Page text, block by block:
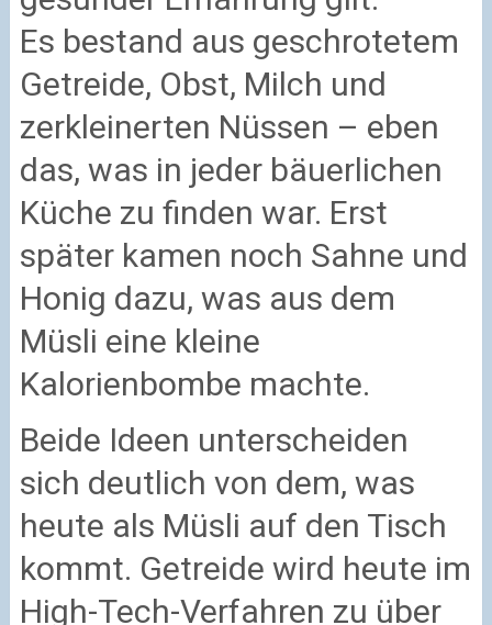
Es bestand aus geschrotetem
Getreide, Obst, Milch und
zerkleinerten Nüssen – eben
das, was in jeder bäuerlichen
Küche zu finden war. Erst
später kamen noch Sahne und
Honig dazu, was aus dem
Müsli eine kleine
Kalorienbombe machte.
Beide Ideen unterscheiden
sich deutlich von dem, was
heute als Müsli auf den Tisch
kommt. Getreide wird heute im
High-Tech-Verfahren zu über